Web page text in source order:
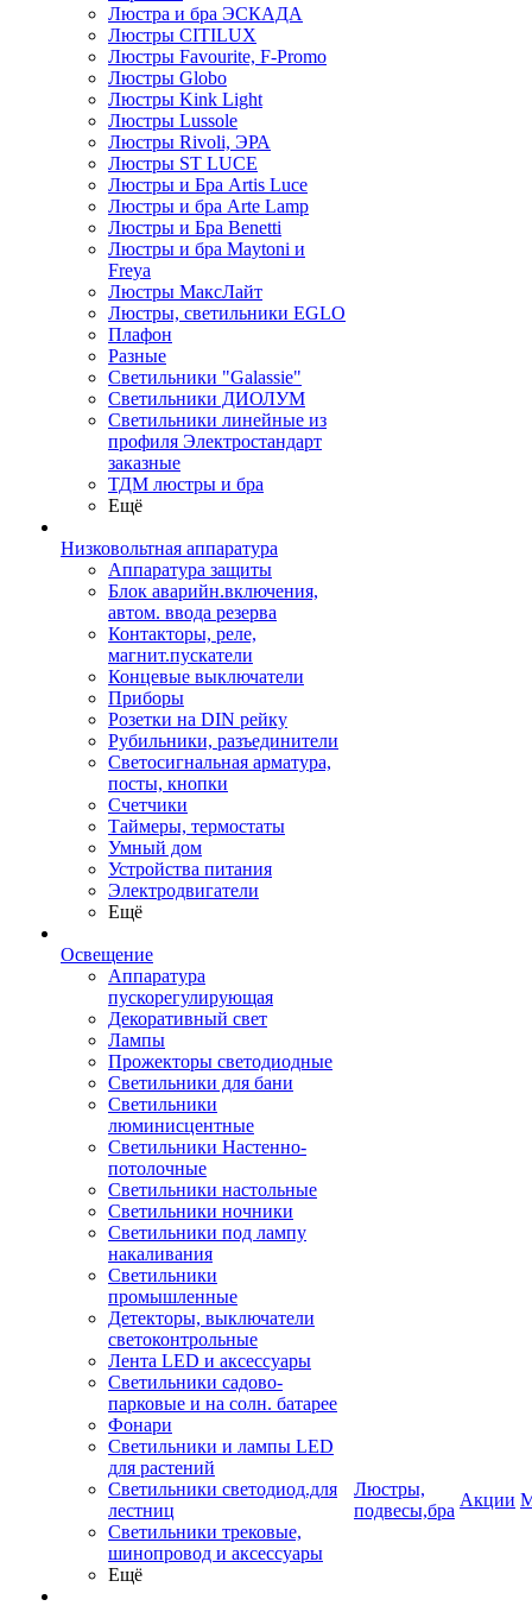
Люстра и бра ЭСКАДА
Люстры CITILUX
Люстры Favourite, F-Promo
Люстры Globo
Люстры Kink Light
Люстры Lussole
Люстры Rivoli, ЭРА
Люстры ST LUCE
Люстры и Бра Artis Luce
Люстры и бра Arte Lamp
Люстры и Бра Benetti
Люстры и бра Maytoni и
Freya
Люстры МаксЛайт
Люстры, светильники EGLO
Плафон
Разные
Светильники "Galassie"
Светильники ДИОЛУМ
Светильники линейные из
профиля Электростандарт
заказные
ТДМ люстры и бра
Ещё
Низковольтная аппаратура
Аппаратура защиты
Блок аварийн.включения,
автом. ввода резерва
Контакторы, реле,
магнит.пускатели
Концевые выключатели
Приборы
Розетки на DIN рейку
Рубильники, разъединители
Светосигнальная арматура,
посты, кнопки
Счетчики
Таймеры, термостаты
Умный дом
Устройства питания
Электродвигатели
Ещё
Освещение
Аппаратура
пускорегулирующая
Декоративный свет
Лампы
Прожекторы светодиодные
Светильники для бани
Светильники
люминисцентные
Светильники Настенно-
потолочные
Светильники настольные
Светильники ночники
Светильники под лампу
накаливания
Светильники
промышленные
Детекторы, выключатели
светоконтрольные
Лента LED и аксессуары
Светильники садово-
парковые и на солн. батарее
Фонари
Светильники и лампы LED
для растений
Светильники светодиод.для
лестниц
Светильники трековые,
шинопровод и аксессуары
Ещё
Люстры,
подвесы,бра
Акции